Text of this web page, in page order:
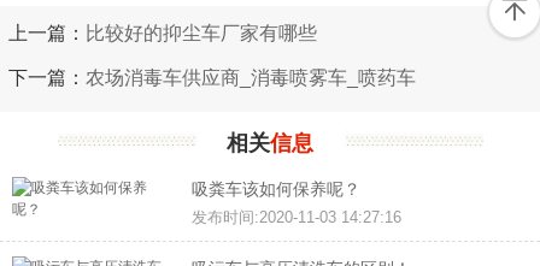
上一篇： 比较好的抑尘车厂家有哪些
下一篇： 农场消毒车供应商_消毒喷雾车_喷药车
相关信息
吸粪车该如何保养呢？
发布时间:2020-11-03 14:27:16